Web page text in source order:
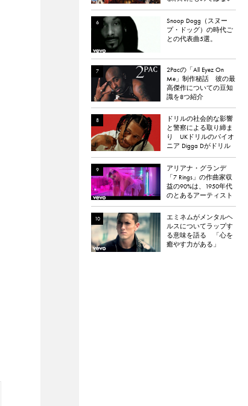
Snoop Dogg（スヌー
プ・ドッグ）の時代ご
との代表曲5選。
2Pacの「All Eyez On
Me」制作秘話 彼の最
高傑作についての豆知
識を8つ紹介
ドリルの社会的な影響
と警察による取り締ま
り UKドリルのパイオ
ニア Digga Dがドリル
ついて語る
アリアナ・グランデ
「7 Rings」の作曲家収
益の90%は、1950年代
のとあるアーティスト
ネタとなった楽曲と
は？
エミネムがメンタルヘ
ルスについてラップす
る意味を語る 「心を
癒やす力がある」